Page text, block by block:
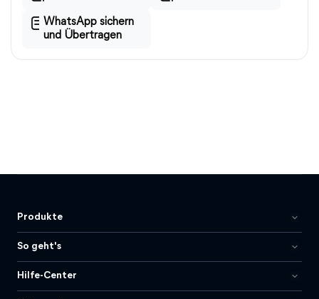
WhatsApp sichern
und Übertragen
Produkte
So geht's
Hilfe-Center